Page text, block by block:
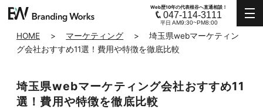
Web歴10年の代表根谷へ直通相談！
047-114-3111
平日 AM9:30~PM8:00
HOME > マーケティング >
埼玉県webマーケティン
グ会社おすすめ11選！費用や特徴を徹底比較
埼玉県webマーケティング会社おすすめ11
選！費用や特徴を徹底比較